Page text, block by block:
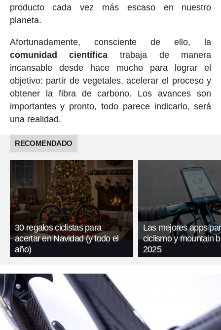
producto cada vez más escaso en nuestro
planeta.
Afortunadamente, consciente de ello, la
comunidad científica trabaja de manera
incansable desde hace mucho para lograr el
objetivo: partir de vegetales, acelerar el proceso y
obtener la fibra de carbono. Los avances son
importantes y pronto, todo parece indicarlo, será
una realidad.
RECOMENDADO
30 regalos ciclistas para
acertar en Navidad (y todo el
año)
Las mejores apps
ciclismo y mountain
2025